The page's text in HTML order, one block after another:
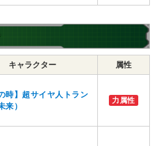
キャラクター 属性
時】超サイヤ人トラン
来）
力属性